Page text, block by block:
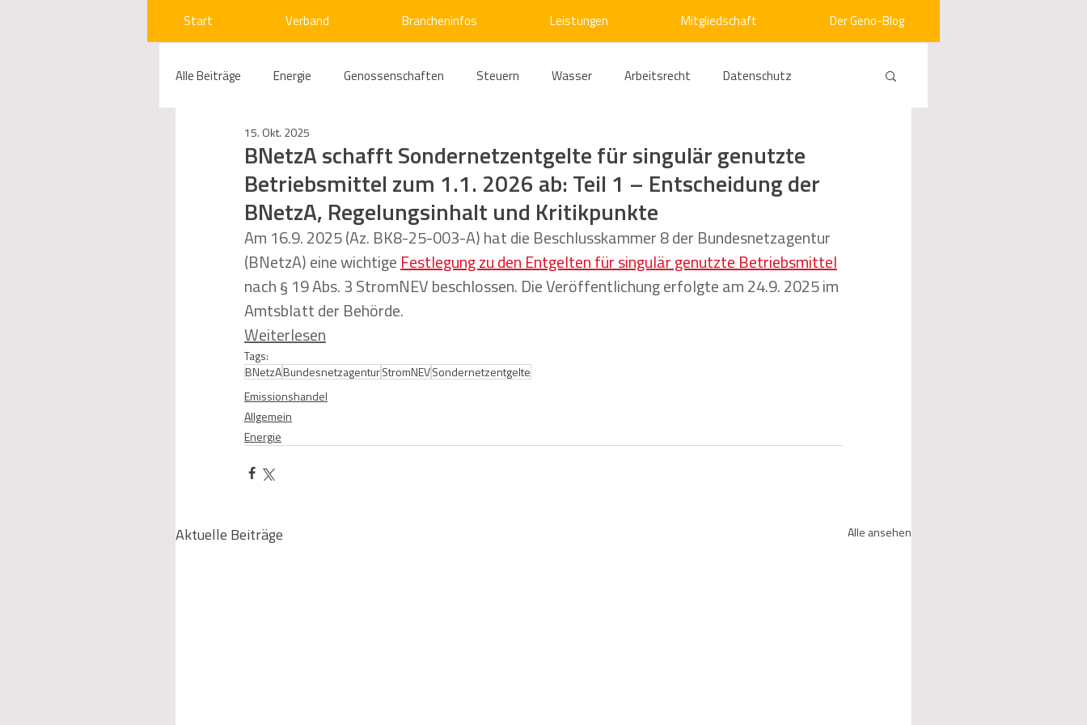
Start Verband Brancheninfos Leistungen Mitgliedschaft Der Geno-Blog
Alle Beiträge Energie Genossenschaften Steuern Wasser Arbeitsrecht Datenschutz
Compliance Gas
Beihilfenrecht Kraftwerke Kälte Verkehr Entsorgung/Abfall
Regulierung Wettbewerbs- und Kartellrecht Europarecht Wirtschafts- und Handelsrecht Kommunen
Telekommunikation
BNetzA schafft Sondernetzentgelte für singulär genutzte
Betriebsmittel zum 1.1. 2026 ab: Teil 1 – Entscheidung der
BNetzA, Regelungsinhalt und Kritikpunkte
15. Okt. 2025
Am 16.9. 2025 (Az. BK8-25-003-A) hat die Beschlusskammer 8 der Bundesnetzagentur
(BNetzA) eine wichtige Festlegung zu den Entgelten für singulär genutzte Betriebsmittel
nach § 19 Abs. 3 StromNEV beschlossen. Die Veröffentlichung erfolgte am 24.9. 2025 im
Amtsblatt der Behörde.
Weiterlesen
Tags:
BNetzABundesnetzagenturStromNEVSondernetzentgelte
Emissionshandel
Allgemein
Energie
Aktuelle Beiträge Alle ansehen